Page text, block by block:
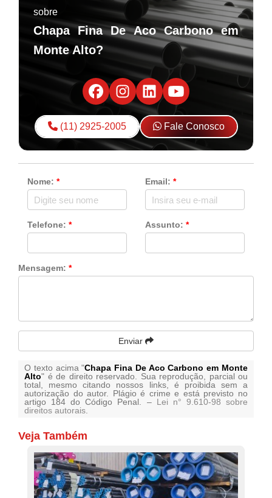
sobre
Chapa Fina De Aco Carbono em
Monte Alto?
(11) 2925-2005 Fale Conosco
Nome: * Email: *
Telefone: * Assunto: *
Mensagem: *
Enviar
O texto acima "Chapa Fina De Aco Carbono em Monte
Alto" é de direito reservado. Sua reprodução, parcial ou
total, mesmo citando nossos links, é proibida sem a
autorização do autor. Plágio é crime e está previsto no
artigo 184 do Código Penal. – Lei n° 9.610-98 sobre
direitos autorais
Veja Também